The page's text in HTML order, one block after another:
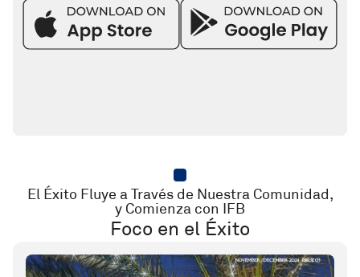
El Éxito Fluye a Través de Nuestra Comunidad,
y Comienza con IFB
Foco en el Éxito